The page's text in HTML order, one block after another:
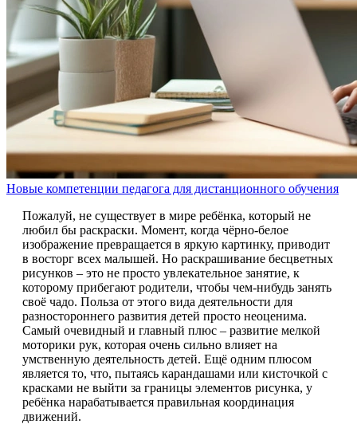
Новые компетенции педагога для дистанционного обучения
Пожалуй, не существует в мире ребёнка, который не
любил бы раскраски. Момент, когда чёрно-белое
изображение превращается в яркую картинку, приводит
в восторг всех малышей. Но раскрашивание бесцветных
рисунков – это не просто увлекательное занятие, к
которому прибегают родители, чтобы чем-нибудь занять
своё чадо. Польза от этого вида деятельности для
разностороннего развития детей просто неоценима.
Самый очевидный и главный плюс – развитие мелкой
моторики рук, которая очень сильно влияет на
умственную деятельность детей. Ещё одним плюсом
является то, что, пытаясь карандашами или кисточкой с
красками не выйти за границы элементов рисунка, у
ребёнка нарабатывается правильная координация
движений.